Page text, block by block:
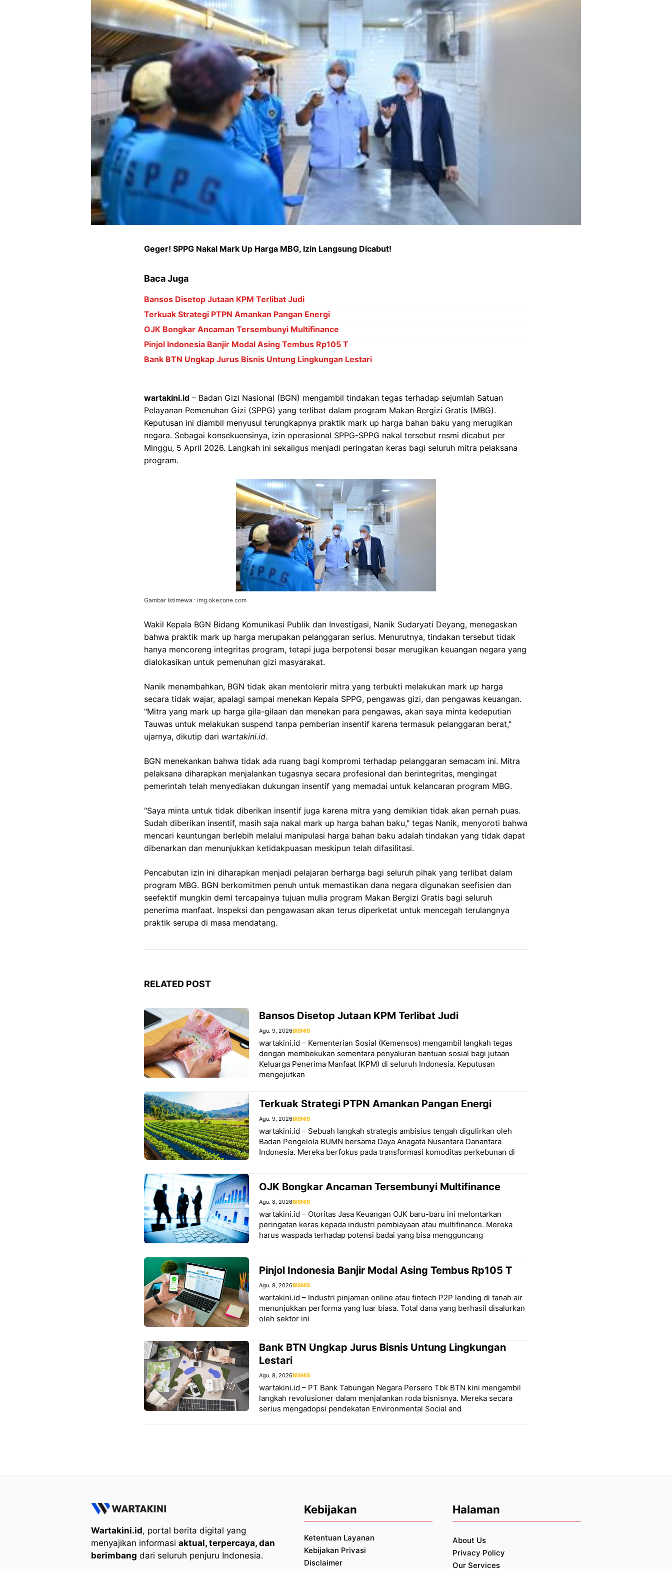
Geger! SPPG Nakal Mark Up Harga MBG, Izin Langsung Dicabut!
Baca Juga
Bansos Disetop Jutaan KPM Terlibat Judi
Terkuak Strategi PTPN Amankan Pangan Energi
OJK Bongkar Ancaman Tersembunyi Multifinance
Pinjol Indonesia Banjir Modal Asing Tembus Rp105 T
Bank BTN Ungkap Jurus Bisnis Untung Lingkungan Lestari
wartakini.id – Badan Gizi Nasional (BGN) mengambil tindakan tegas terhadap sejumlah Satuan
Pelayanan Pemenuhan Gizi (SPPG) yang terlibat dalam program Makan Bergizi Gratis (MBG).
Keputusan ini diambil menyusul terungkapnya praktik mark up harga bahan baku yang merugikan
negara. Sebagai konsekuensinya, izin operasional SPPG-SPPG nakal tersebut resmi dicabut per
Minggu, 5 April 2026. Langkah ini sekaligus menjadi peringatan keras bagi seluruh mitra pelaksana
program.
Gambar Istimewa : img.okezone.com
Wakil Kepala BGN Bidang Komunikasi Publik dan Investigasi, Nanik Sudaryati Deyang, menegaskan
bahwa praktik mark up harga merupakan pelanggaran serius. Menurutnya, tindakan tersebut tidak
hanya mencoreng integritas program, tetapi juga berpotensi besar merugikan keuangan negara yang
dialokasikan untuk pemenuhan gizi masyarakat.
Nanik menambahkan, BGN tidak akan mentolerir mitra yang terbukti melakukan mark up harga
secara tidak wajar, apalagi sampai menekan Kepala SPPG, pengawas gizi, dan pengawas keuangan.
"Mitra yang mark up harga gila-gilaan dan menekan para pengawas, akan saya minta kedeputian
Tauwas untuk melakukan suspend tanpa pemberian insentif karena termasuk pelanggaran berat,"
ujarnya, dikutip dari wartakini.id.
BGN menekankan bahwa tidak ada ruang bagi kompromi terhadap pelanggaran semacam ini. Mitra
pelaksana diharapkan menjalankan tugasnya secara profesional dan berintegritas, mengingat
pemerintah telah menyediakan dukungan insentif yang memadai untuk kelancaran program MBG.
"Saya minta untuk tidak diberikan insentif juga karena mitra yang demikian tidak akan pernah puas.
Sudah diberikan insentif, masih saja nakal mark up harga bahan baku," tegas Nanik, menyoroti bahwa
mencari keuntungan berlebih melalui manipulasi harga bahan baku adalah tindakan yang tidak dapat
dibenarkan dan menunjukkan ketidakpuasan meskipun telah difasilitasi.
Pencabutan izin ini diharapkan menjadi pelajaran berharga bagi seluruh pihak yang terlibat dalam
program MBG. BGN berkomitmen penuh untuk memastikan dana negara digunakan seefisien dan
seefektif mungkin demi tercapainya tujuan mulia program Makan Bergizi Gratis bagi seluruh
penerima manfaat. Inspeksi dan pengawasan akan terus diperketat untuk mencegah terulangnya
praktik serupa di masa mendatang.
RELATED POST
Bansos Disetop Jutaan KPM Terlibat Judi
Agu. 9, 2026BISNIS
wartakini.id – Kementerian Sosial (Kemensos) mengambil langkah tegas
dengan membekukan sementara penyaluran bantuan sosial bagi jutaan
Keluarga Penerima Manfaat (KPM) di seluruh Indonesia. Keputusan
mengejutkan
Terkuak Strategi PTPN Amankan Pangan Energi
Agu. 9, 2026BISNIS
wartakini.id – Sebuah langkah strategis ambisius tengah digulirkan oleh
Badan Pengelola BUMN bersama Daya Anagata Nusantara Danantara
Indonesia. Mereka berfokus pada transformasi komoditas perkebunan di
OJK Bongkar Ancaman Tersembunyi Multifinance
Agu. 8, 2026BISNIS
wartakini.id – Otoritas Jasa Keuangan OJK baru-baru ini melontarkan
peringatan keras kepada industri pembiayaan atau multifinance. Mereka
harus waspada terhadap potensi badai yang bisa mengguncang
Pinjol Indonesia Banjir Modal Asing Tembus Rp105 T
Agu. 8, 2026BISNIS
wartakini.id – Industri pinjaman online atau fintech P2P lending di tanah air
menunjukkan performa yang luar biasa. Total dana yang berhasil disalurkan
oleh sektor ini
Bank BTN Ungkap Jurus Bisnis Untung Lingkungan
Lestari
Agu. 8, 2026BISNIS
wartakini.id – PT Bank Tabungan Negara Persero Tbk BTN kini mengambil
langkah revolusioner dalam menjalankan roda bisnisnya. Mereka secara
serius mengadopsi pendekatan Environmental Social and
Wartakini.id, portal berita digital yang
menyajikan informasi aktual, terpercaya, dan
berimbang dari seluruh penjuru Indonesia.
Kebijakan
Ketentuan Layanan
Kebijakan Privasi
Disclaimer
Halaman
About Us
Privacy Policy
Our Services